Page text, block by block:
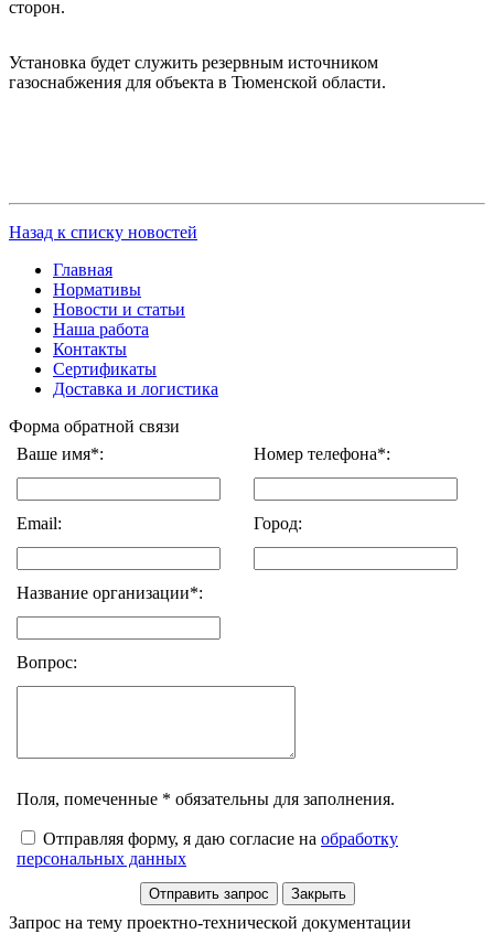
сторон.
Установка будет служить резервным источником
газоснабжения для объекта в Тюменской области.
Назад к списку новостей
Главная
Нормативы
Новости и статьи
Наша работа
Контакты
Сертификаты
Доставка и логистика
Форма обратной связи
Ваше имя*:
Номер телефона*:
Email: Город:
Название организации*:
Вопрос:
Поля, помеченные * обязательны для заполнения.
Отправляя форму, я даю согласие на обработку
персональных данных
Запрос на тему проектно-технической документации